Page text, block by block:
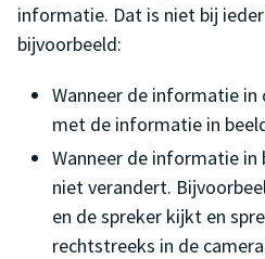
informatie. Dat is niet bij
bijvoorbeeld:
Wanneer de informatie
met de informatie in
Wanneer de informatie
niet verandert.
en de spreker kijkt en
rechtstreeks in de